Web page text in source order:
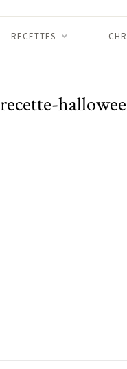
RECETTES
recette-